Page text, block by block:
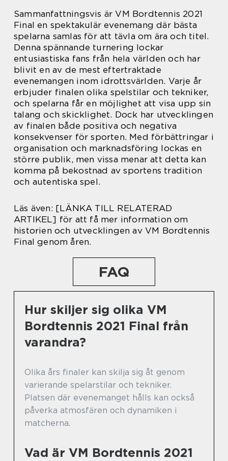
Sammanfattningsvis är VM Bordtennis 2021
Final en spektakulär evenemang där bästa
spelarna samlas för att tävla om ära och titel.
Denna spännande turnering lockar
entusiastiska fans från hela världen och har
blivit en av de mest eftertraktade
evenemangen inom idrottsvärlden. Varje år
erbjuder finalen olika spelstilar och tekniker,
och spelarna får en möjlighet att visa upp sin
talang och skicklighet. Dock har utvecklingen
av finalen både positiva och negativa
konsekvenser för sporten. Med förbättringar i
organisation och marknadsföring lockas en
större publik, men vissa menar att detta kan
komma på bekostnad av sportens tradition
och autentiska spel.
Läs även: [LÄNKA TILL RELATERAD
ARTIKEL] för att få mer information om
historien och utvecklingen av VM Bordtennis
Final genom åren.
FAQ
Hur skiljer sig olika VM
Bordtennis 2021 Final från
varandra?
Olika års finaler kan skilja sig åt genom
varierande spelarstilar och tekniker.
Platsen där evenemanget hålls kan också
påverka atmosfären och dynamiken i
matcherna.
Vad är VM Bordtennis 2021